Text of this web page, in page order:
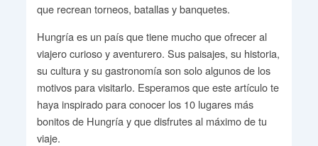
que recrean torneos, batallas y banquetes.
Hungría es un país que tiene mucho que ofrecer al
viajero curioso y aventurero. Sus paisajes, su historia,
su cultura y su gastronomía son solo algunos de los
motivos para visitarlo. Esperamos que este artículo te
haya inspirado para conocer los 10 lugares más
bonitos de Hungría y que disfrutes al máximo de tu
viaje.